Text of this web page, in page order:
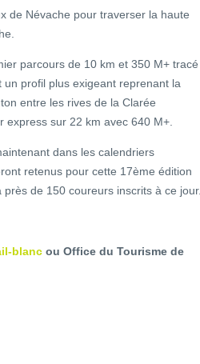
de Névache pour traverser la haute
parcours de 10 km et 350 M+ tracé
profil plus exigeant reprenant la
entre les rives de la Clarée
express sur 22 km avec 640 M+.
dans les calendriers
retenus pour cette 17ème édition
de 150 coureurs inscrits à ce jour.
blanc ou Office du Tourisme de